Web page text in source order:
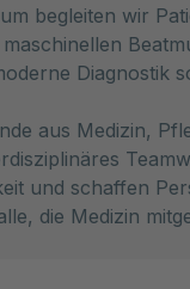
begleiten wir
Diagnostik
aus Medizin,
und schaffen
die Medizin